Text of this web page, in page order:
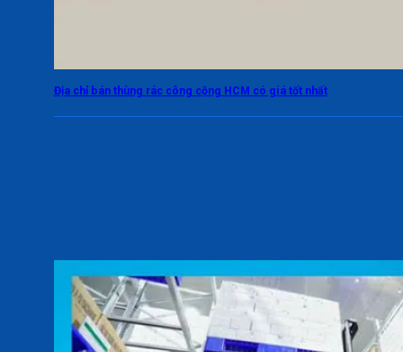
Địa chỉ bán thùng rác công cộng HCM có giá tốt nhất